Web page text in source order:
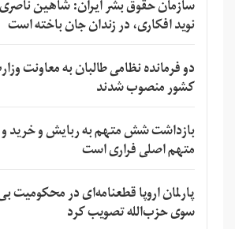
سازمان حقوق بشر ایران: شاهین
نوید افکاری، در زندان جان باخته است
دو فرمانده نظامی طالبان به معاونت
کشور منصوب شدند
بازداشت شش متهم به ربایش و خرید
متهم اصلی فراری است
پارلمان اروپا قطعنامه‌ای در محکومیت
سوی حزب‌الله تصویب کرد